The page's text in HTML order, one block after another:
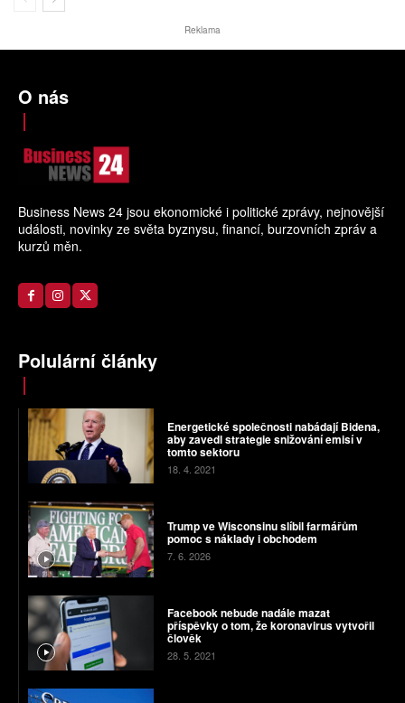
Reklama
O nás
Business News 24 jsou ekonomické i politické zprávy, nejnovější
události, novinky ze světa byznysu, financí, burzovních zpráv a
kurzů měn.
Polulární články
Energetické společnosti nabádají Bidena,
aby zavedl strategie snižování emisí v
tomto sektoru
18. 4. 2021
Trump ve Wisconsinu slíbil farmářům
pomoc s náklady i obchodem
7. 6. 2026
Facebook nebude nadále mazat
příspěvky o tom, že koronavirus vytvořil
člověk
28. 5. 2021